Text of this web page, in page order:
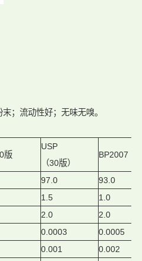
；流动性好；无味无嗅。
版
USP
（30版）
BP2007
97.0
93.0
1.5
1.0
2.0
2.0
0.0003
0.0005
0.001
0.002